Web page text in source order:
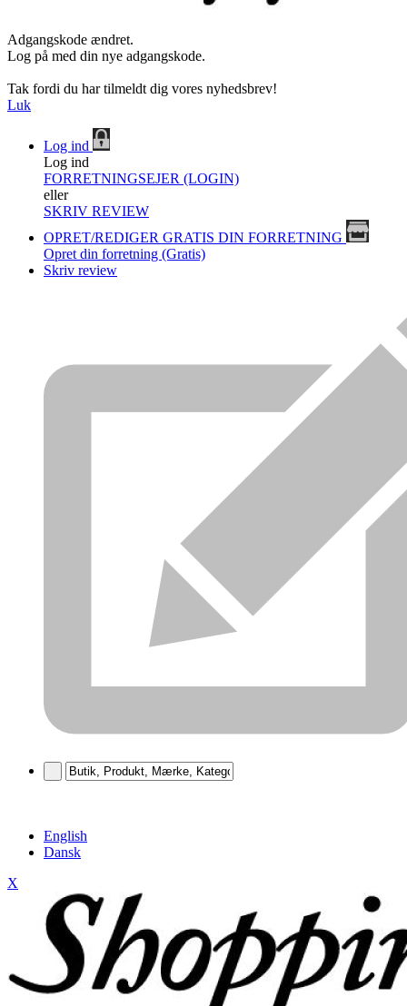
Adgangskode ændret.
Log på med din nye adgangskode.
Tak fordi du har tilmeldt dig vores nyhedsbrev!
Luk
Log ind
Log ind
FORRETNINGSEJER (LOGIN)
eller
SKRIV REVIEW
OPRET/REDIGER GRATIS DIN FORRETNING
Opret din forretning (Gratis)
Skriv review
English
Dansk
X